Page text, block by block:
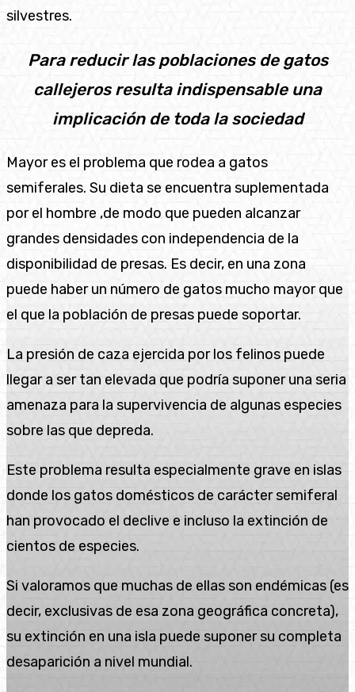
silvestres.
Para reducir las poblaciones de gatos
callejeros resulta indispensable una
implicación de toda la sociedad
Mayor es el problema que rodea a gatos
semiferales. Su dieta se encuentra suplementada
por el hombre ,de modo que pueden alcanzar
grandes densidades con independencia de la
disponibilidad de presas. Es decir, en una zona
puede haber un número de gatos mucho mayor que
el que la población de presas puede soportar.
La presión de caza ejercida por los felinos puede
llegar a ser tan elevada que podría suponer una seria
amenaza para la supervivencia de algunas especies
sobre las que depreda.
Este problema resulta especialmente grave en islas
donde los gatos domésticos de carácter semiferal
han provocado el declive e incluso la extinción de
cientos de especies.
Si valoramos que muchas de ellas son endémicas (es
decir, exclusivas de esa zona geográfica concreta),
su extinción en una isla puede suponer su completa
desaparición a nivel mundial.